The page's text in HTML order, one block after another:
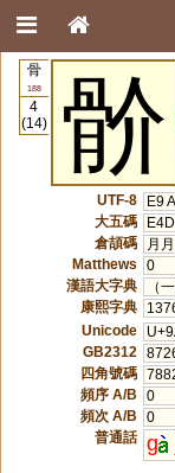
骨
188
4
(14)
骱
UTF-8
E9
大五碼
倉頡碼
月
Matthews
0
漢語大字典
（
康熙字典
Unicode
GB2312
四角號碼
頻序 A/B
0
頻次 A/B
0
普通話 g